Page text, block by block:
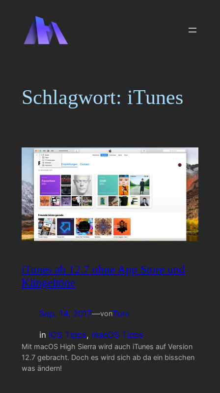
springen
Schlagwort: iTunes
iTunes ab 12.7 ohne App Store und
Klingeltöne
Sep. 14, 2017—vonTom
in iOS Tipps, macOS Tipps
Mit macOS High Sierra wird auch iTunes auf Version
12.7 gebracht. Doch es wird sich ab da ein bisschen
was ändern!